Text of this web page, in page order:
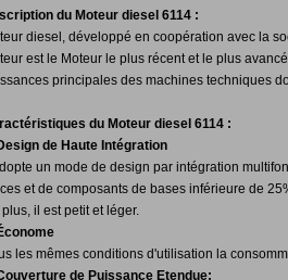
du Moteur diesel 6114 :
diesel, développé en coopération avec la
est le Moteur le plus récent et le plus
principales des machines techniques
du Moteur diesel 6114 :
de Haute Intégration
un mode de design par intégration
et de composants de bases inférieure de
plus, il est petit et léger.
les mêmes conditions d'utilisation la
de Puissance Etendue: